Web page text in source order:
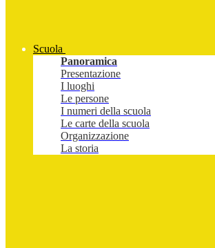
Scuola
Panoramica
Presentazione
I luoghi
Le persone
I numeri della scuola
Le carte della scuola
Organizzazione
La storia